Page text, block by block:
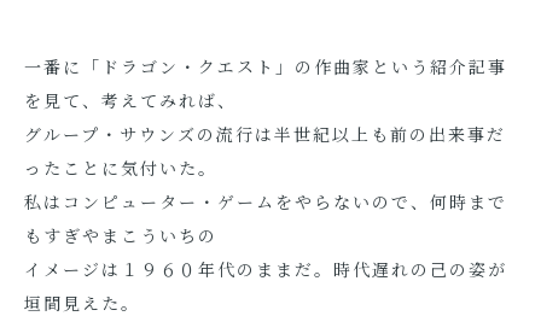
一番に「ドラゴン・クエスト」の作曲家という紹介記事
を見て、考えてみれば、
グループ・サウンズの流行は半世紀以上も前の出来事だ
ったことに気付いた。
私はコンピューター・ゲームをやらないので、何時まで
もすぎやまこういちの
イメージは１９６０年代のままだ。時代遅れの己の姿が
垣間見えた。